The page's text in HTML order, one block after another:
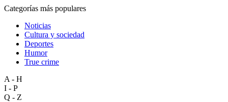
Categorías más populares
Noticias
Cultura y sociedad
Deportes
Humor
True crime
A - H
I - P
Q - Z